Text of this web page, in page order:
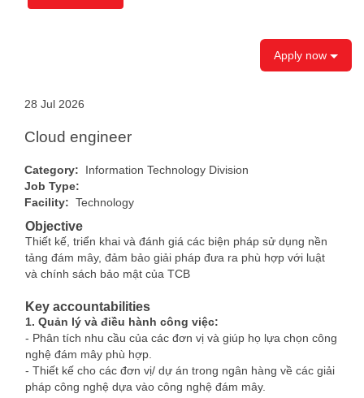
Apply now
28 Jul 2026
Cloud engineer
Category: Information Technology Division
Job Type:
Facility: Technology
Objective
Thiết kế, triển khai và đánh giá các biện pháp sử dụng nền
tảng đám mây, đảm bảo giải pháp đưa ra phù hợp với luật
và chính sách bảo mật của TCB
Key accountabilities
1. Quản lý và điều hành công việc:
- Phân tích nhu cầu của các đơn vị và giúp họ lựa chọn công
nghệ đám mây phù hợp.
- Thiết kế cho các đơn vị/ dự án trong ngân hàng về các giải
pháp công nghệ dựa vào công nghệ đám mây.